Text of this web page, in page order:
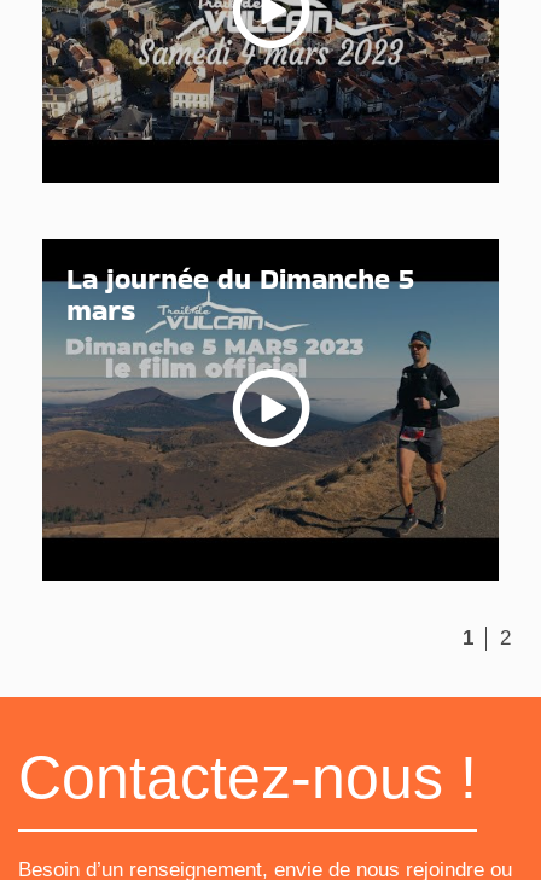
La journée du Dimanche 5
mars
1 2
Contactez-nous !
Besoin d’un renseignement, envie de nous rejoindre ou